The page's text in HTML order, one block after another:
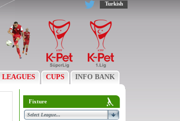
Turkish
LEAGUES CUPS INFO BANK
Fixture